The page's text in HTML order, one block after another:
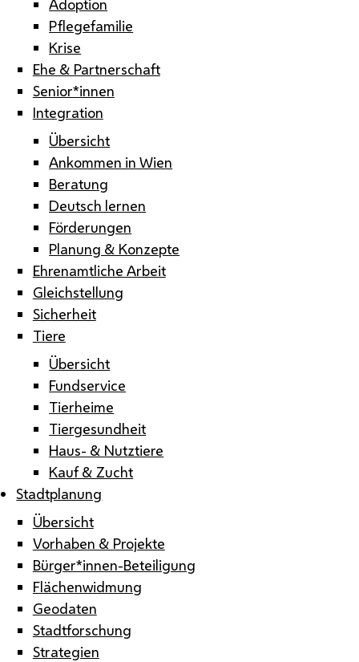
Pflegefamilie
Krise
Ehe & Partnerschaft
Senior*innen
Integration
Übersicht
Ankommen in Wien
Beratung
Deutsch lernen
Förderungen
Planung & Konzepte
Ehrenamtliche Arbeit
Gleichstellung
Sicherheit
Tiere
Übersicht
Fundservice
Tierheime
Tiergesundheit
Haus- & Nutztiere
Kauf & Zucht
Stadtplanung
Übersicht
Vorhaben & Projekte
Bürger*innen-Beteiligung
Flächenwidmung
Geodaten
Stadtforschung
Strategien